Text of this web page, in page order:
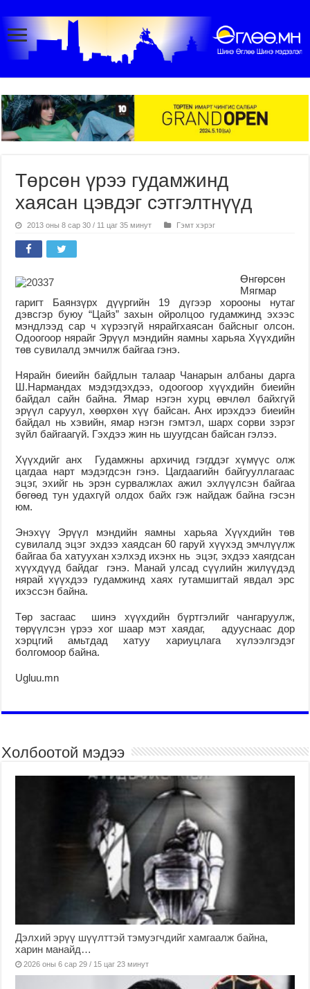
Төрсөн үрээ гудамжинд
хаясан цэвдэг сэтгэлтнүүд
2013 оны 8 сар 30 / 11 цаг 35 минут Гэмт хэрэг
Өнгөрсөн
Мягмар
гаригт Баянзүрх дүүргийн 19 дүгээр хорооны нутаг
дэвсгэр буюу “Цайз” захын ойролцоо гудамжинд эхээс
мэндлээд сар ч хүрээгүй нярайгхаясан байсныг олсон.
Одоогоор нярайг Эрүүл мэндийн яамны харьяа Хүүхдийн
төв сувилалд эмчилж байгаа гэнэ.
Нярайн биеийн байдлын талаар Чанарын албаны дарга
Ш.Нармандах мэдэгдэхдээ, одоогоор хүүхдийн биеийн
байдал сайн байна. Ямар нэгэн хурц өвчлөл байхгүй
эрүүл саруул, хөөрхөн хүү байсан. Анх ирэхдээ биеийн
байдал нь хэвийн, ямар нэгэн гэмтэл, шарх сорви зэрэг
зүйл байгаагүй. Гэхдээ жин нь шуугдсан байсан гэлээ.
Хүүхдийг анх
Гудамжны архичид гэгддэг хүмүүс олж
цагдаа нарт мэдэгдсэн гэнэ.
Цагдаагийн байгууллагаас
эцэг, эхийг нь эрэн сурвалжлах ажил эхлүүлсэн байгаа
бөгөөд тун удахгүй олдох байх гэж найдаж байна гэсэн
юм.
Энэхүү Эрүүл мэндийн яамны харьяа Хүүхдийн төв
сувилалд эцэг эхдээ хаядсан60 гаруй хүүхэд эмчлүүлж
байгаа ба хатуухан хэлхэд ихэнх нь эцэг, эхдээ хаягдсан
хүүхдүүд байдаг гэнэ. Манай улсадсүүлийн жилүүдэд
нярай хүүхдээ гудамжинд хаях гутамшигтай явдал эрс
ихэссэн байна.
Төр засгаас шинэ хүүхдийн бүртгэлийг чангаруулж,
төрүүлсэн үрээ хог шаар мэт хаядаг, адууснаас дор
хэрцгий амьтдад хатуу хариуцлага хүлээлгэдэг
болгомоор байна.
Ugluu.mn
Холбоотой мэдээ
Дэлхий эрүү шүүлттэй тэмуэгчдийг хамгаалж байна,
харин манайд…
2026 оны 6 сар 29 / 15 цаг 23 минут